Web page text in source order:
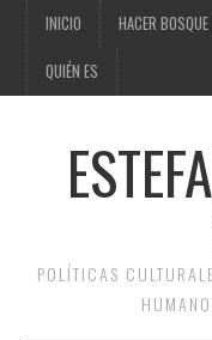
INICIO HACER
QUIÉN ES
POLÍTICAS